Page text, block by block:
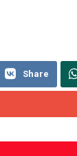
Share